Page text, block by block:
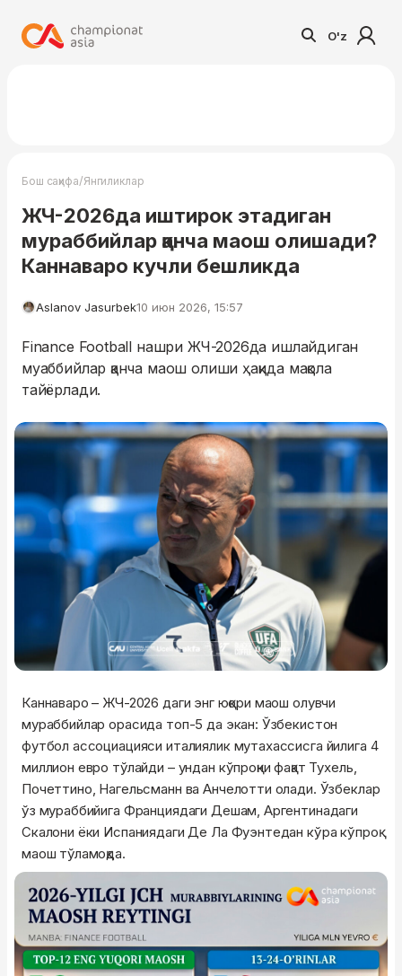
O'z
Бош саҳифа/Янгиликлар
ЖЧ-2026да иштирок этадиган
мураббийлар қанча маош олишади?
Каннаваро кучли бешликда
Aslanov Jasurbek10 июн 2026, 15:57
Finance Football нашри ЖЧ-2026да ишлайдиган
муаббийлар қанча маош олиши ҳақида мақола
тайёрлади.
Каннаваро – ЖЧ-2026 даги энг юқори маош олувчи
мураббийлар орасида топ-5 да экан: Ўзбекистон
футбол ассоциацияси италиялик мутахассисга йилига 4
миллион евро тўлайди – ундан кўпроқни фақат Тухель,
Почеттино, Нагельсманн ва Анчелотти олади. Ўзбеклар
ўз мураббийига Франциядаги Дешам, Аргентинадаги
Скалони ёки Испаниядаги Де Ла Фуэнтедан кўра кўпроқ
маош тўламоқда.